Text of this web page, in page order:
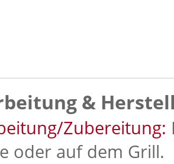
&
Zubereitung:
oder auf dem Grill.